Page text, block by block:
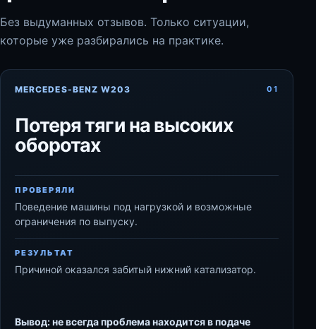
Без выдуманных отзывов. Только ситуации,
которые уже разбирались на практике.
MERCEDES-BENZ W203 01
Потеря тяги на высоких
оборотах
ПРОВЕРЯЛИ
Поведение машины под нагрузкой и возможные
ограничения по выпуску.
РЕЗУЛЬТАТ
Причиной оказался забитый нижний катализатор.
Вывод: не всегда проблема находится в подаче